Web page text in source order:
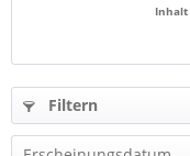
Inhalt
Filtern